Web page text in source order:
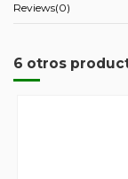
Reviews(0)
6 otros